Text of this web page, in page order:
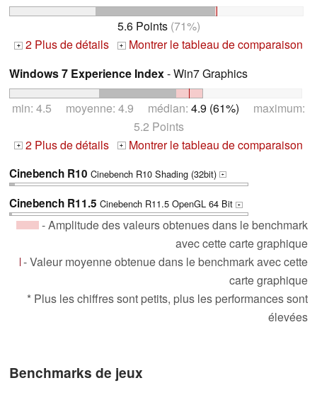
5.6 Points(71%)
+ 2 Plus de détails + Montrer le tableau de comparaison
Windows 7 Experience Index- Win7 Graphics
min: 4.5 moyenne: 4.9 médian: 4.9 (61%) maximum:
5.2 Points
+ 2 Plus de détails + Montrer le tableau de comparaison
Cinebench R10 Cinebench R10 Shading (32bit) +
Cinebench R11.5 Cinebench R11.5 OpenGL 64 Bit +
- Amplitude des valeurs obtenues dans le benchmark
avec cette carte graphique
- Valeur moyenne obtenue dans le benchmark avec cette
carte graphique
* Plus les chiffres sont petits, plus les performances sont
élevées
Benchmarks de jeux